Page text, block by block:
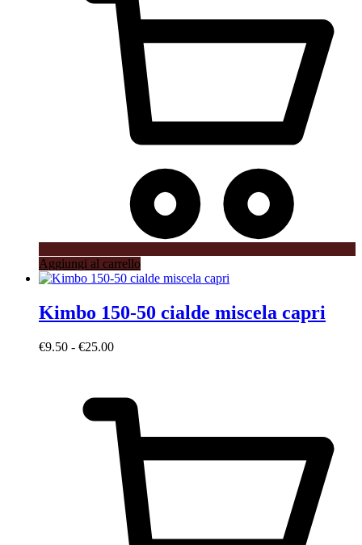
Aggiungi al carrello
Kimbo 150-50 cialde miscela capri
€9.50 - €25.00Fascia
€9.50
a
€25.00